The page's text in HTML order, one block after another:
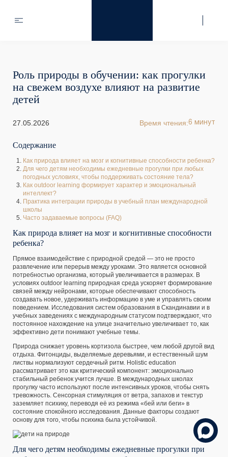
Роль природы в обучении: как прогулки
на свежем воздухе влияют на развитие
детей
27.05.2026 Время чтения:6 минут
Содержание
Как природа влияет на мозг и когнитивные способности ребенка?
Для чего детям необходимы ежедневные прогулки при любых
погодных условиях, чтобы поддерживать состояние тела?
Как outdoor learning формирует характер и эмоциональный
интеллект?
Практика интеграции природы в учебный план международной
школы
Часто задаваемые вопросы (FAQ)
Как природа влияет на мозг и когнитивные способности
ребенка?
Прямое взаимодействие с природной средой — это не просто
развлечение или перерыв между уроками. Это является основной
потребностью организма, который увеличивается в размерах. В
условиях outdoor learning природная среда ускоряет формирование
связей между нейронами, которые обеспечивают способность
создавать новое, удерживать информацию в уме и управлять своим
поведением. Исследования систем образования в Скандинавии и в
учебных заведениях с международным статусом подтверждают, что
постоянное нахождение на улице значительно увеличивает то, как
эффективно дети понимают учебные темы.
Природа снижает уровень кортизола быстрее, чем любой другой вид
отдыха. Фитонциды, выделяемые деревьями, и естественный шум
листвы нормализуют сердечный ритм. Holistic education
рассматривает это как критический компонент: эмоционально
стабильный ребенок учится лучше. В международных школах
прогулку часто используют после интенсивных уроков, чтобы снять
тревожность. Сенсорная стимуляция от ветра, запахов и текстур
заземляет психику, переводя её из режима «бей или беги» в
состояние спокойного исследования. Данные факторы создают
основу для того, чтобы психика была устойчивой.
Для чего детям необходимы ежедневные прогулки при